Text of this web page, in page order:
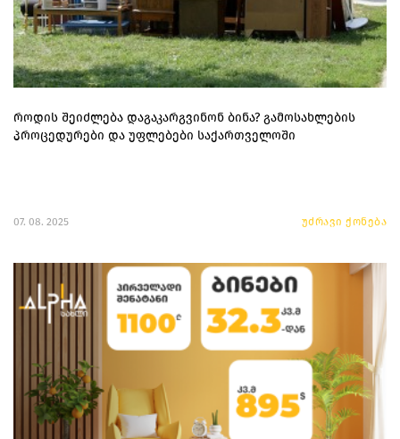
როდის შეიძლება დაგაკარგვინონ ბინა? გამოსახლების
პროცედურები და უფლებები საქართველოში
07. 08. 2025 უძრავი ქონება